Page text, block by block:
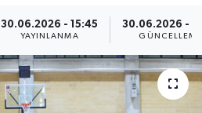
30.06.2026 - 15:45
YAYINLANMA
30.06.2026 -
GÜNCELLEME